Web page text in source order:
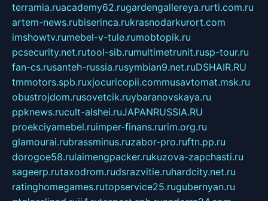
terramia.ruacademy62.rugardengallereya.rurti.com.ru
artem-news.rubiserinca.rukrasnodarkurort.com
imshowtv.rumebel-v-tule.rumobtopik.ru
pcsecurity.net.rutool-sib.rumultimetrunit.rusp-tour.ru
fan-cs.rusanteh-russia.rusymbian9.net.ruDSHAIR.RU
tmmotors.spb.ruxjocuricopii.commusavtomat.msk.ru
obustrojdom.rusovetcik.ruybaranovskaya.ru
ppknews.rucult-alshei.ruJAPANRUSSIA.RU
proekciyamebel.ruimper-finans.rurim.org.ru
glamourai.rubrassminus.ruzabor-pro.ruftn.pp.ru
dorogoe58.rulaimengpacker.rukuzova-zapchasti.ru
sageerp.rutaxodrom.rudsrazvitie.ruhardcity.net.ru
ratinghomegames.rutopservice25.rugubernyan.ru